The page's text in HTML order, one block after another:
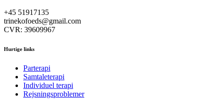
+45 51917135
trinekofoeds@gmail.com
CVR: 39609967
Hurtige links
Parterapi
Samtaleterapi
Individuel terapi
Rejsningsproblemer